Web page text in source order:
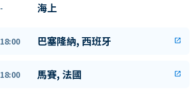
- 海上
18:00 巴塞隆納, 西班牙 open_in_new
18:00 馬賽, 法國 open_in_new